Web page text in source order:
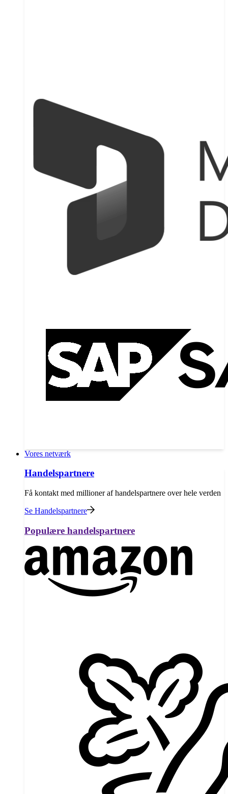
Vores netværk
Handelspartnere
Få kontakt med millioner af handelspartnere over hele verden
Se Handelspartnere
Populære handelspartnere